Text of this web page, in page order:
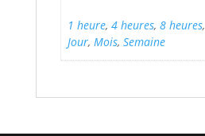
1 heure, 4 heures, 8 heures,
Jour, Mois, Semaine